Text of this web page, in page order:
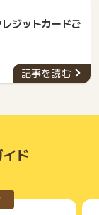
広告主に直接
となる場合がご
の申し込み方
らお申し込みく
を必ずよくお
保管してくださ
際に、該当の
ねますので、
アプリのこと
お問い合わせを
。
となってお
りポイントが獲
貯まる！
利用毎に1ポイ
場合となりま
ジットカードご
記事を読む
ド